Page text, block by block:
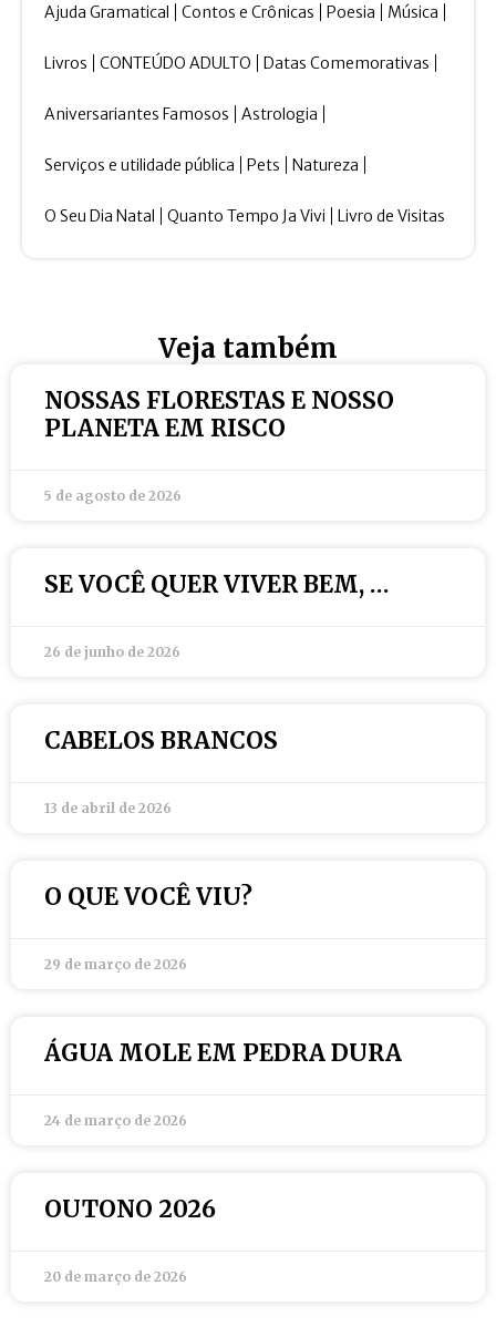
Ajuda Gramatical Contos e Crônicas Poesia Música
Livros CONTEÚDO ADULTO Datas Comemorativas
Aniversariantes Famosos Astrologia
Serviços e utilidade pública Pets Natureza
O Seu Dia Natal Quanto Tempo Ja Vivi Livro de Visitas
Veja também
NOSSAS FLORESTAS E NOSSO
PLANETA EM RISCO
5 de agosto de 2026
SE VOCÊ QUER VIVER BEM, …
26 de junho de 2026
CABELOS BRANCOS
13 de abril de 2026
O QUE VOCÊ VIU?
29 de março de 2026
ÁGUA MOLE EM PEDRA DURA
24 de março de 2026
OUTONO 2026
20 de março de 2026